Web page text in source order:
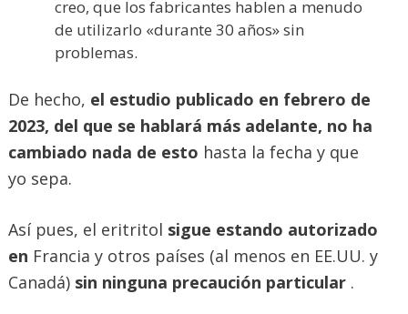
creo, que los fabricantes hablen a menudo
de utilizarlo «durante 30 años» sin
problemas.
De hecho, el estudio publicado en febrero de
2023, del que se hablará más adelante, no ha
cambiado nada de esto hasta la fecha y que
yo sepa.
Así pues, el eritritol sigue estando autorizado
en Francia y otros países (al menos en EE.UU. y
Canadá) sin ninguna precaución particular .